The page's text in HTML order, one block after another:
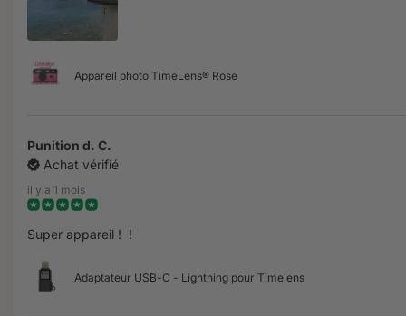
Appareil photo TimeLens® Rose
Punition d. C.
Achat vérifié
il y a 1 mois
Super appareil ! !
Adaptateur USB-C - Lightning pour Timelens